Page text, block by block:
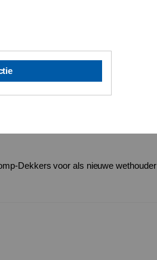
Dekkers voor als nieuwe wethouder